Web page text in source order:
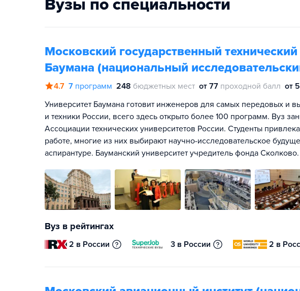
Вузы по специальности
Московский государственный
Баумана (национальный
4.7 7 программ 248 бюджетных мест от 77 проходной балл от
Университет Баумана готовит инженеров для самых передовых и
и техники России, всего здесь открыто более 100 программ. Вуз
Ассоциации технических университетов России. Студенты
работе, многие из них выбирают научно-исследовательское
аспирантуре. Бауманский университет учредитель фонда Сколково.
Вуз в рейтингах
2 в России 3 в России 2 в